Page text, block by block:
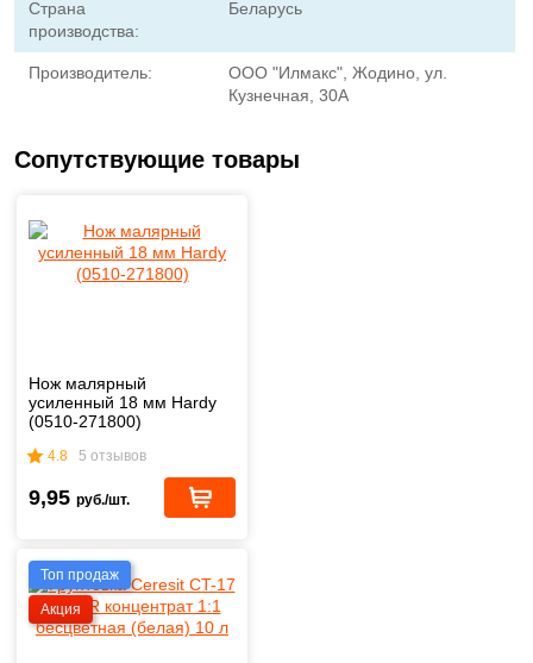
Страна
производства:
Беларусь
Производитель:
ООО "Илмакс", Жодино, ул.
Кузнечная, 30А
Сопутствующие товары
Нож малярный
усиленный 18 мм Hardy
(0510-271800)
4.8 5 отзывов
9,95 руб./шт.
Топ продаж
Акция